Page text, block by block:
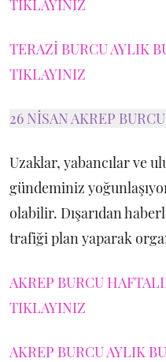
TIKLAYINIZ
TERAZİ BURCU AYLIK
TIKLAYINIZ
26 NİSAN AKREP
Uzaklar, yabancılar ve
gündeminiz
olabilir. Dışarıdan
trafiği plan yaparak
AKREP BURCU
TIKLAYINIZ
AKREP BURCU AYLIK